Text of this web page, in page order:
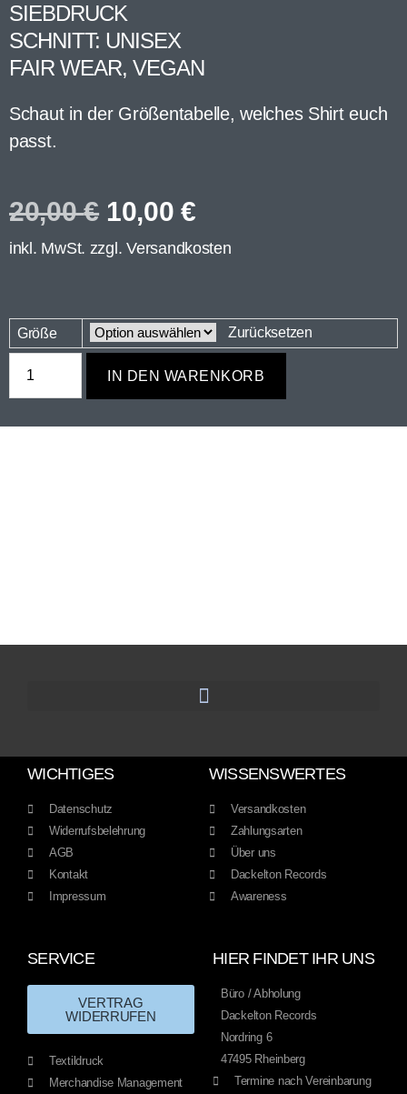
SIEBDRUCK
SCHNITT: UNISEX
FAIR WEAR, VEGAN
Schaut in der Größentabelle, welches Shirt euch
passt.
20,00€ 10,00€
inkl. MwSt. zzgl.Versandkosten
Größe Zurücksetzen
IN DEN WARENKORB
WICHTIGES
Datenschutz
Widerrufsbelehrung
AGB
Kontakt
Impressum
WISSENSWERTES
Versandkosten
Zahlungsarten
Über uns
Dackelton Records
Awareness
SERVICE
VERTRAG
WIDERRUFEN
Textildruck
Merchandise Management
HIER FINDET IHR UNS
Büro / Abholung
Dackelton Records
Nordring 6
47495 Rheinberg
Termine nach Vereinbarung